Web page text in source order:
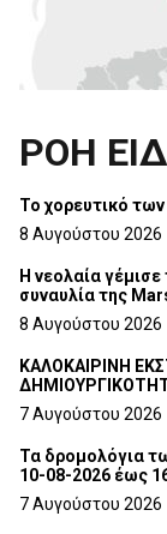
ΡΟΗ
Το χορευτικό
8 Αυγούστου 2026
Η νεολαία
συναυλία της
8 Αυγούστου 2026
ΚΑΛΟΚΑΙΡΙΝΗ
7 Αυγούστου 2026
Τα δρομολόγια
10-08-2026 έως
7 Αυγούστου 2026